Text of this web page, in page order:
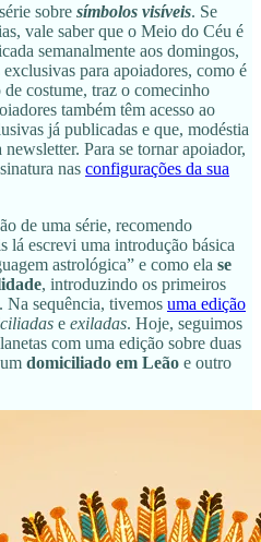
sobre símbolos visíveis. Se
vale saber que o Meio do Céu é
semanalmente aos domingos,
para apoiadores, como é
costume, traz o comecinho
também têm acesso ao
já publicadas e que, modéstia
Para se tornar apoiador,
nas configurações da sua
de uma série, recomendo
lá escrevi uma introdução básica
astrológica” e como ela se
, introduzindo os primeiros
sequência, tivemos uma edição
e exiladas. Hoje, seguimos
com uma edição sobre duas
domiciliado em Leão e outro